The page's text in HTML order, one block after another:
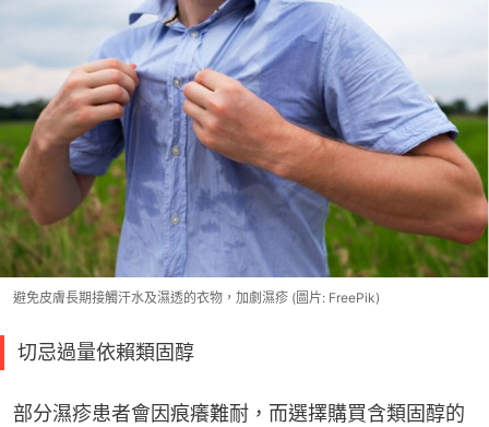
避免皮膚長期接觸汗水及濕透的衣物，加劇濕疹 (圖片: FreePik)
切忌過量依賴類固醇
部分濕疹患者會因痕癢難耐，而選擇購買含類固醇的